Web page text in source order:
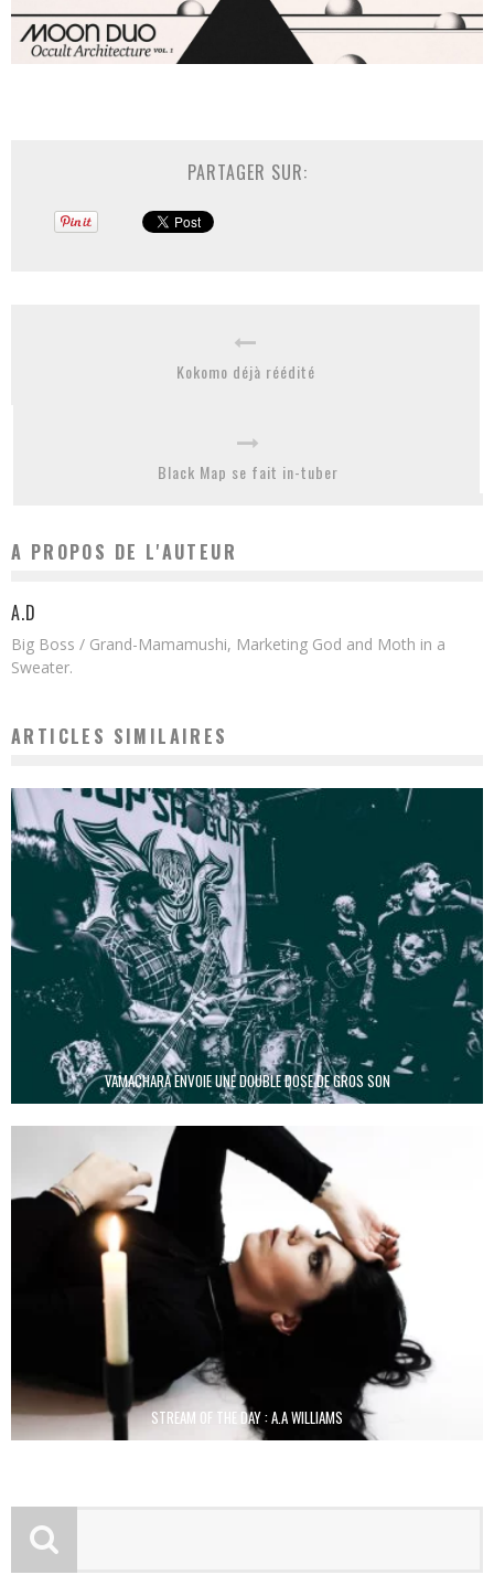
PARTAGER SUR:
Kokomo déjà réédité
Black Map se fait in-tuber
A PROPOS DE L'AUTEUR
A.D
Big Boss / Grand-Mamamushi, Marketing God and Moth in a
Sweater.
ARTICLES SIMILAIRES
VAMACHARA ENVOIE UNE DOUBLE DOSE DE GROS SON
STREAM OF THE DAY : A.A WILLIAMS